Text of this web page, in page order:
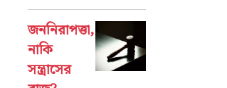
জননিরাপত্তা,
নাকি
সন্ত্রাসের